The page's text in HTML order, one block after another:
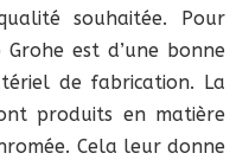
souhaitée. Pour
est d’une bonne
de fabrication. La
produits en matière
Cela leur donne